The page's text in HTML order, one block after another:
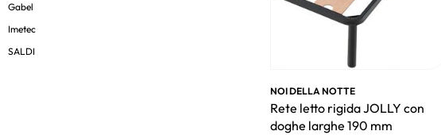
Gabel
Imetec
SALDI
NOI DELLA NOTTE
Rete letto rigida JOLLY con
doghe larghe 190 mm